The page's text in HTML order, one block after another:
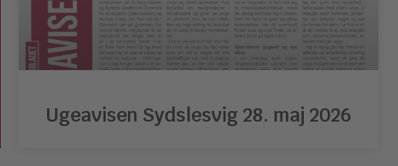
Ugeavisen Sydslesvig 28. maj 2026